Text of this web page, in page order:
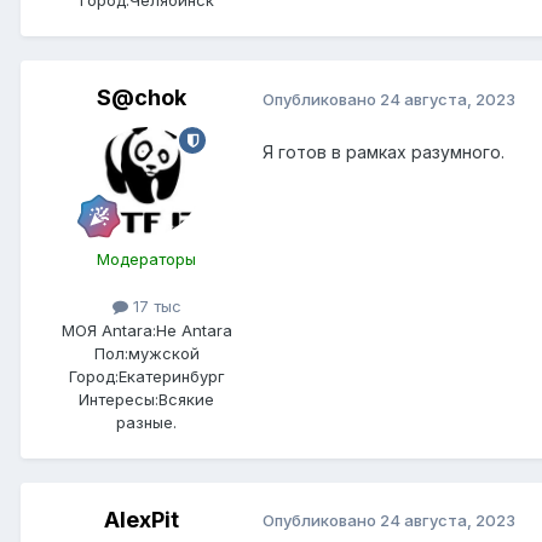
S@chok
Модераторы
17 тыс
МОЯ Antara:Не Antara
Пол:мужской
Город:Екатеринбург
Интересы:Всякие
разные.
Опубликовано 24 августа, 2023
Я готов в рамках разумного.
AlexPit Опубликовано 24 августа, 2023